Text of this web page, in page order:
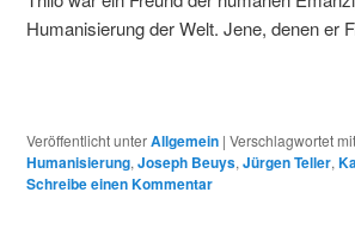
Humanisierung der Welt. Jene, denen er
Veröffentlicht unterAllgemein | Verschlagwortet mit
Humanisierung, Joseph Beuys, Jürgen Teller,
Schreibe einen Kommentar